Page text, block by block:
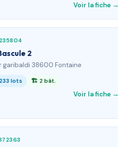
Voir la fiche →
2
r garibaldi 38600 Fontaine
lots 🏗 2 bât.
Voir la fiche →